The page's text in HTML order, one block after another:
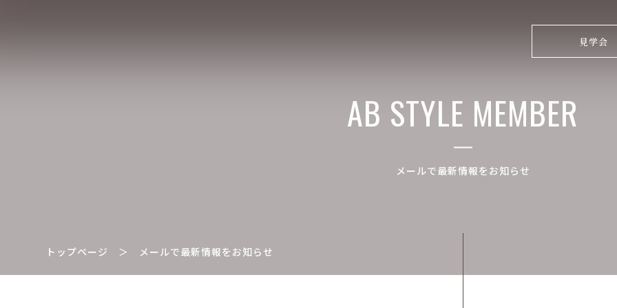
見学会
AB STYLE MEMBER
メールで最新情報をお知らせ
トップページ ＞ メールで最新情報をお知らせ